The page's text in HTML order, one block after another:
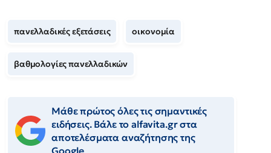
πανελλαδικές εξετάσεις οικονομία
βαθμολογίες πανελλαδικών
Μάθε πρώτος όλες τις σημαντικές
ειδήσεις. Βάλε το alfavita.gr στα
αποτελέσματα αναζήτησης της
Google